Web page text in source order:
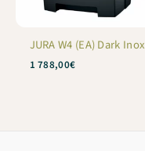
JURA W4 (EA) Dark Inox
1 788,00€